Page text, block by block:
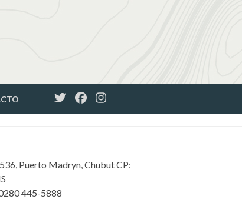
Puerto Madryn, Chubut CP:
445-5888